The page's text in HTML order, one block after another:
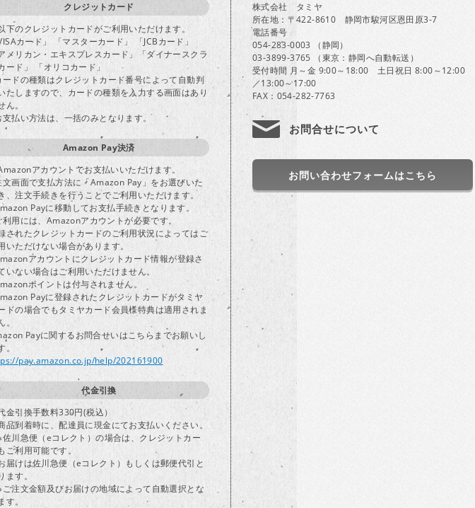
クレジットカード
下のクレジットカードがご利用いただけます。
カード」 「マスターカード」 「JCBカード」
アメリカン・エキスプレスカード」「ダイナースクラ
ード」 「オリコカード」
ードの種類はクレジットカード番号によって自動判
たしますので、カードの種類を入力する画面はあり
ん。
支払い方法は、一括のみとなります。
Amazon Pay決済
アカウントでお支払いいただけます。
文画面で支払方法に「Amazon Pay」をお選びいた
、注文手続きを行うことでご利用いただけます。
Payに移動してお支払手続きとなります。
利用には、Amazonアカウントが必要です。
されたクレジットカードのご利用状況によってはご
いただけない場合があります。
アカウントにクレジットカード情報が登録さ
いない場合はご利用いただけません。
ポイントは付与されません。
Payに登録されたクレジットカードがタミヤ
ドの場合でもタミヤカード会員様特典は適用されま
。
Payに関するお問合せいはこちらまでお願いし
。
pay.amazon.co.jp/help/202161900
代金引換
金引換手数料330円(税込）
品到着時に、配達員に現金にてお支払いください。
川急便（eコレクト）の場合は、クレジットカー
ご利用可能です。
届けは佐川急便（eコレクト）もしくは郵便代引と
ます。
注文金額及びお届けの地域によって自動選択とな
す。
株式会社 タミヤ
所在地：〒422-8610 静岡市駿河区恩田原3-7
電話番号
054-283-0003 （静岡）
03-3899-3765 （東京：静岡へ自動転送）
受付時間 月～金 9:00～18:00 土日祝日 8:00～12:00
／13:00～17:00
FAX：054-282-7763
お問合せについて
お問い合わせフォームはこちら